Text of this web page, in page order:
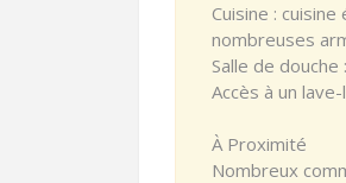
Cuisine :
nombreuses
Salle de
Accès à un
À Proximité
Nombreux